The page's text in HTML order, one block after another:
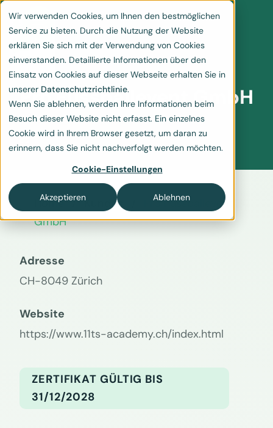
Wir verwenden Cookies, um Ihnen den bestmöglichen
Service zu bieten. Durch die Nutzung der Website
erklären Sie sich mit der Verwendung von Cookies
einverstanden. Detaillierte Informationen über den
Einsatz von Cookies auf dieser Webseite erhalten Sie in
unserer Datenschutzrichtlinie.
Wenn Sie ablehnen, werden Ihre Informationen beim
Besuch dieser Website nicht erfasst. Ein einzelnes
Cookie wird in Ihrem Browser gesetzt, um daran zu
erinnern, dass Sie nicht nachverfolgt werden möchten.
Cookie-Einstellungen
Akzeptieren Ablehnen
Pro Fussballevent GmbH
Home Kunden
Pro Fussballevent
GmbH
Adresse
CH-8049 Zürich
Website
https://www.11ts-academy.ch/index.html
ZERTIFIKAT GÜLTIG BIS
31/12/2028